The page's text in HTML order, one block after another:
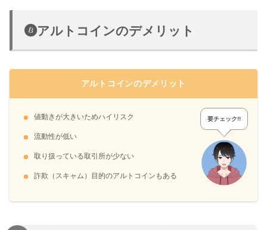
アルトコインのデメリット
アルトコインのデメリット
値動きが大きいためハイリスク
流動性が低い
取り扱っている取引所が少ない
詐欺（スキャム）目的のアルトコインもある
要チェック!!